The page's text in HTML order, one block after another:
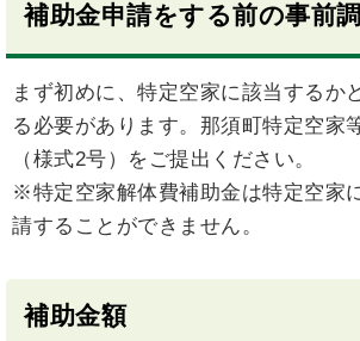
補助金申請をする前の事前
まず初めに、特定空家に該当するか
る必要があります。那須町特定空家
（様式2号）をご提出ください。
※特定空家解体費補助金は特定空家
請することができません。
補助金額